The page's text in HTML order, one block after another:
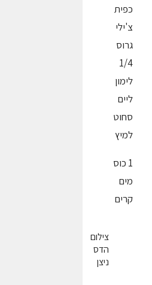
כפית
צ'ילי
גרוס
1/4
לימון
ליים
סחוט
למיץ
1 כוס
מים
קרים
צילום
הדס
ניצן